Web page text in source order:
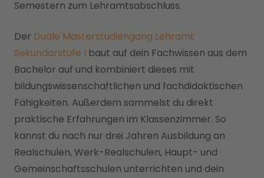
Semestern zum Lehramtsabschluss.
Der Duale Masterstudiengang Lehramt
Sekundarstufe I baut auf dein Fachwissen aus dem
Bachelor auf und kombiniert dieses mit
bildungswissenschaftlichen und fachdidaktischen
Fähigkeiten. Außerdem sammelst du direkt
praktische Erfahrungen im Klassenzimmer. So
kannst du nach nur drei Jahren Ausbildung an
Realschulen, Werk-Realschulen, Haupt- und
Gemeinschaftsschulen unterrichten und dein